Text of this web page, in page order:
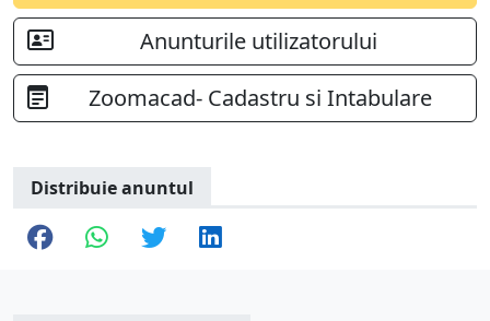
Anunturile utilizatorului
Zoomacad- Cadastru si Intabulare
Distribuie anuntul